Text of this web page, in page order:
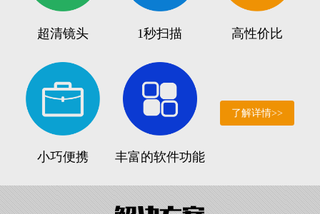
超清镜头 1秒扫描 高性价比
小巧便携 丰富的软件功能
了解详情>>